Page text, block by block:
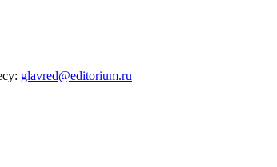
glavred@editorium.ru